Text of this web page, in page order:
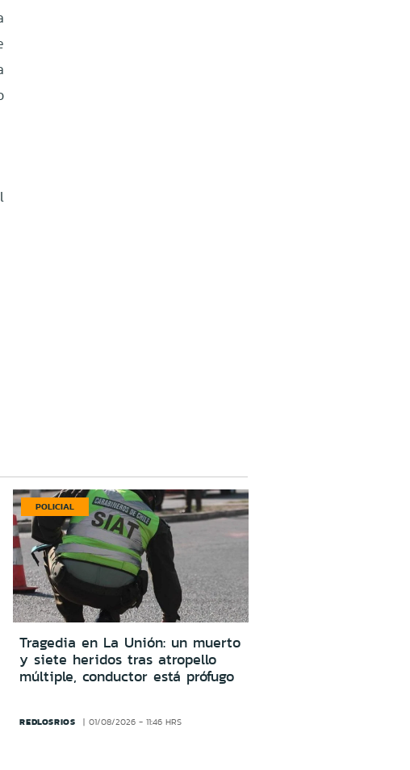
POLICIAL
Tragedia en La Unión: un muerto
y siete heridos tras atropello
múltiple, conductor está prófugo
REDLOSRIOS 01/08/2026 - 11:46 HRS